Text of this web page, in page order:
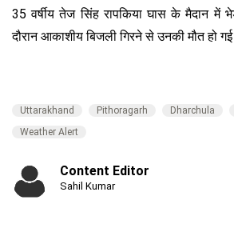
35 वर्षीय तेज सिंह रापकिया घास के मैदान
दौरान आकाशीय बिजली गिरने से उनकी मौत हो
Uttarakhand Pithoragarh Dharchula
Weather Alert
Content Editor
Sahil Kumar